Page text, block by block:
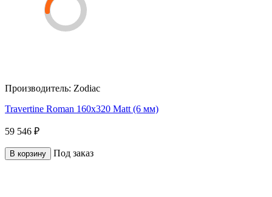
Производитель: Zodiac
Travertine Roman 160x320 Matt (6 мм)
59 546 ₽
В корзину Под заказ